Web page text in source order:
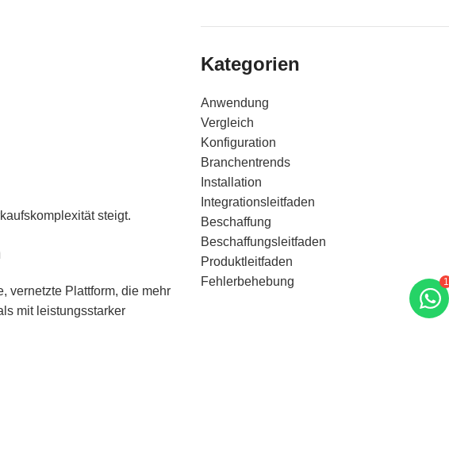
steigt.
vernetzte Plattform, die mehr
mit leistungsstarker
Kategorien
Anwendung
Vergleich
Konfiguration
Branchentrends
Installation
Integrationsleitfaden
Beschaffung
Beschaffungsleitfaden
Produktleitfaden
Fehlerbehebung
1